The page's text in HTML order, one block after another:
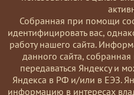
Coбранная при помощи
идентифицировать вас,
работу нашего сайта.
данного сайта,
передаваться Яндексу и
Яндекса в РФ и/или в ЕЭЗ.
информацию в интересах